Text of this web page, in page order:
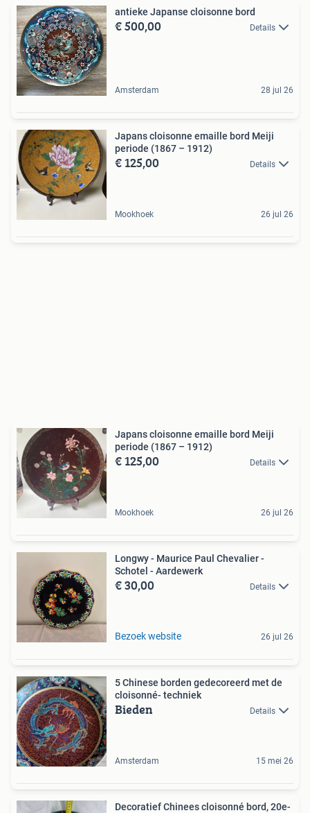
antieke Japanse cloisonne bord
€ 500,00 Details
Amsterdam 28 jul 26
Japans cloisonne emaille bord Meiji
periode (1867 – 1912)
€ 125,00 Details
Mookhoek 26 jul 26
Japans cloisonne emaille bord Meiji
periode (1867 – 1912)
€ 125,00 Details
Mookhoek 26 jul 26
Longwy - Maurice Paul Chevalier -
Schotel - Aardewerk
€ 30,00 Details
Bezoek website 26 jul 26
5 Chinese borden gedecoreerd met de
cloisonné- techniek
Bieden Details
Amsterdam 15 mei 26
Decoratief Chinees cloisonné bord, 20e-